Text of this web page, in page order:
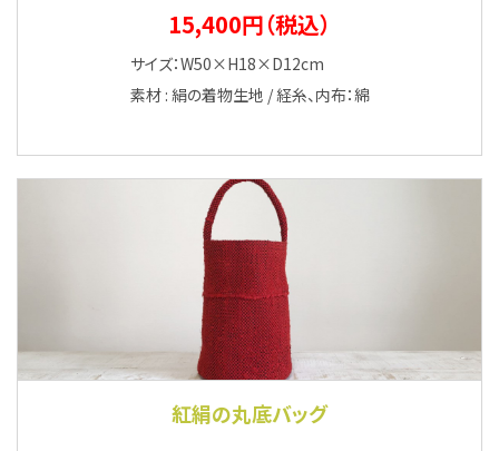
15,400円（税込）
サイズ：W50×H18×D12cm
素材 : 絹の着物生地 / 経糸、内布：綿
紅絹の丸底バッグ